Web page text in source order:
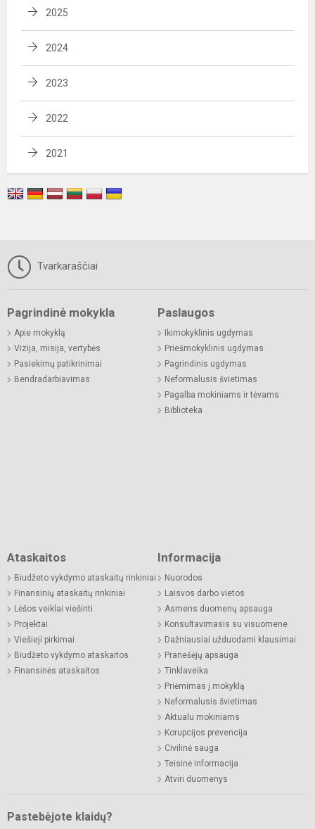
2025
2024
2023
2022
2021
Tvarkaraščiai
Pagrindinė mokykla
Apie mokyklą
Vizija, misija, vertybės
Pasiekimų patikrinimai
Bendradarbiavimas
Paslaugos
Ikimokyklinis ugdymas
Priešmokyklinis ugdymas
Pagrindinis ugdymas
Neformalusis švietimas
Pagalba mokiniams ir tėvams
Biblioteka
Ataskaitos
Biudžeto vykdymo ataskaitų rinkiniai
Finansinių ataskaitų rinkiniai
Lėšos veiklai viešinti
Projektai
Viešieji pirkimai
Biudžeto vykdymo ataskaitos
Finansinės ataskaitos
Informacija
Nuorodos
Laisvos darbo vietos
Asmens duomenų apsauga
Konsultavimasis su visuomene
Dažniausiai užduodami klausimai
Pranešėjų apsauga
Tinklaveika
Priėmimas į mokyklą
Neformalusis švietimas
Aktualu mokiniams
Korupcijos prevencija
Civilinė sauga
Teisinė informacija
Atviri duomenys
Pastebėjote klaidų?